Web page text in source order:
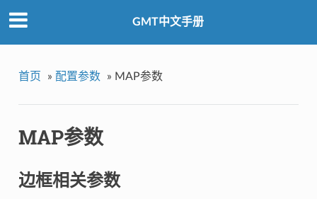
GMT中文手册
首页 » 配置参数 » MAP参数
MAP参数
边框相关参数